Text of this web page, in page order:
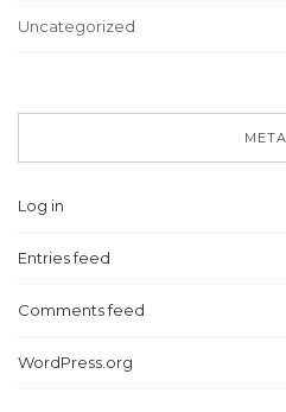
Uncategorized
META
Log in
Entries feed
Comments feed
WordPress.org